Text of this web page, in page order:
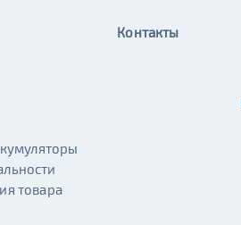
товара
Контакты